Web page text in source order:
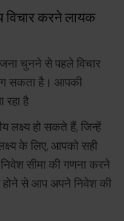
विचार करने लायक
चुनने से पहले विचार
सकता है। आपकी
है
लक्ष्य हो सकते हैं, जिन्हें
के लिए, आपको सही
सीमा की गणना करने
होने से आप अपने निवेश की